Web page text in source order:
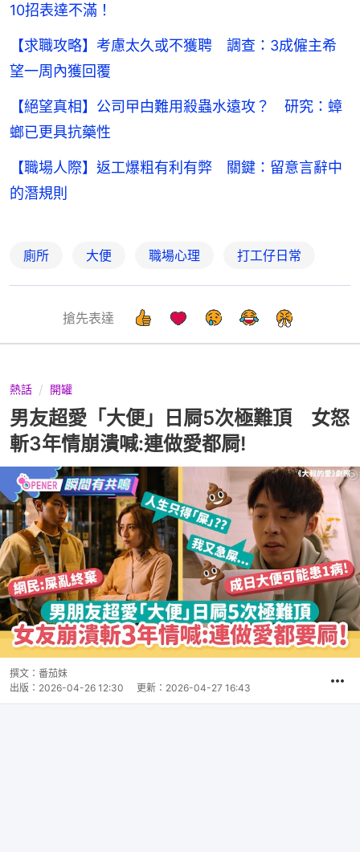
10招表達不滿！
【求職攻略】考慮太久或不獲聘 調查：3成僱主希
望一周內獲回覆
【絕望真相】公司曱甴難用殺蟲水遠攻？ 研究：蟑
螂已更具抗藥性
【職場人際】返工爆粗有利有弊 關鍵：留意言辭中
的潛規則
廁所 大便 職場心理 打工仔日常
搶先表達
熱話 開罐
男友超愛「大便」日屙5次極難頂 女怒
斬3年情崩潰喊:連做愛都屙!
撰文： 番茄妹
出版： 2026-04-26 12:30 更新： 2026-04-27 16:43